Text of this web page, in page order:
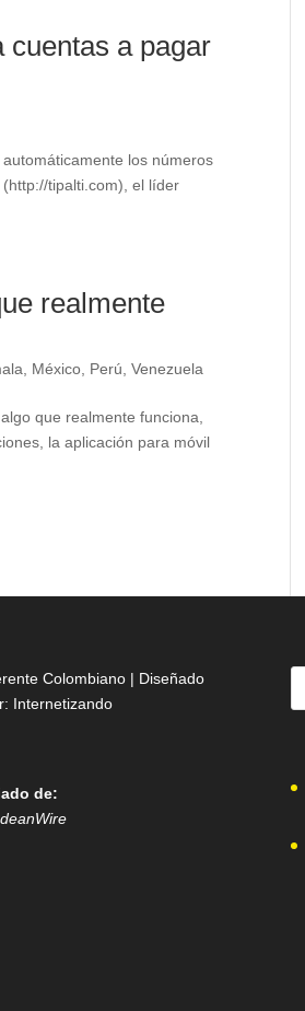
cuentas a pagar
los números
tipalti.com), el líder
realmente
México Perú ,Venezuela
que realmente funciona,
la aplicación para móvil
Colombiano | Diseñado
Internetizando
de: